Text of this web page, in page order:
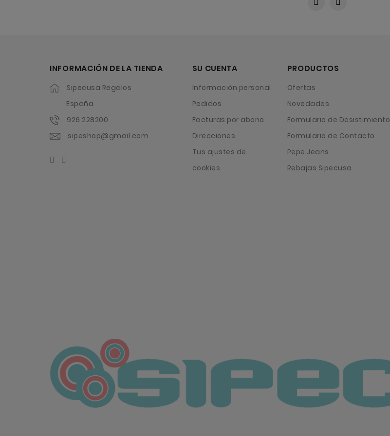
INFORMACIÓN DE LA TIENDA
Sipecusa Regalos
España
926 228200
sipeshop@gmail.com
SU CUENTA
Información personal
Pedidos
Facturas por abono
Direcciones
Tus ajustes de
cookies
PRODUCTOS
Ofertas
Novedades
Formulario de Desistimiento
Formulario de Contacto
Pepe Jeans
Rebajas Sipecusa